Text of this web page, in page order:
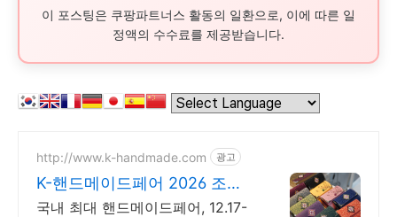
이 포스팅은 쿠팡파트너스 활동의 일환으로, 이에 따른 일
정액의 수수료를 제공받습니다.
http://www.k-handmade.com 광고
K-핸드메이드페어 2026 조기
신청 기간 참가비 할인
국내 최대 핸드메이드페어, 12.17-